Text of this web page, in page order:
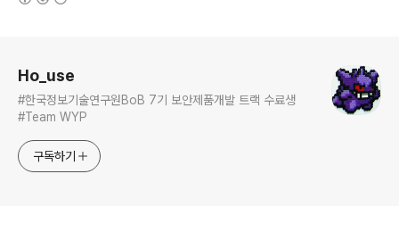
Ho_use
#한국정보기술연구원BoB 7기 보안제품개발 트랙 수료생
#Team WYP
구독하기